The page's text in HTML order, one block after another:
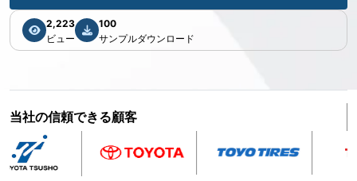
2,223
ビュー
100
サンプルダウンロード
当社の信頼できる顧客